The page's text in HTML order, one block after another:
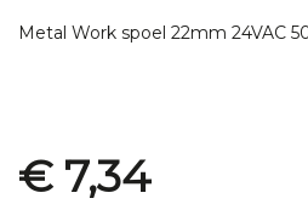
Metal Work spoel 22mm 24VAC
Special
Price
€ 7,34
van